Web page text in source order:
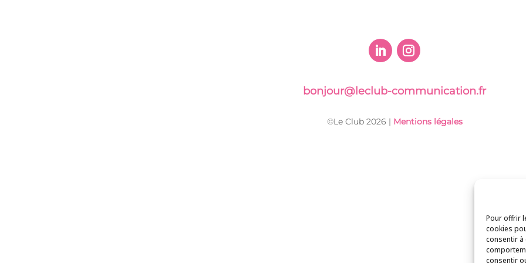
Pour offrir
cookies
consentir
consentir
bonjour@leclub-communication.fr
©Le Club 2026 | Mentions légales